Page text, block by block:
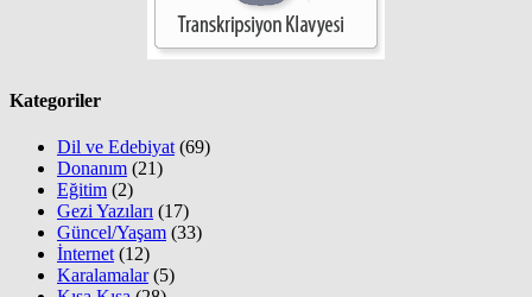
Kategoriler
Dil ve Edebiyat (69)
Donanım (21)
Eğitim (2)
Gezi Yazıları (17)
Güncel/Yaşam (33)
İnternet (12)
Karalamalar(5)